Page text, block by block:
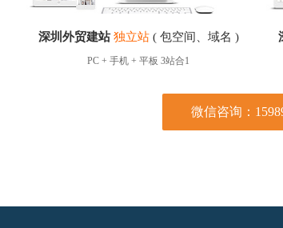
深圳外贸建站 独立站( 包空间、域名 )
PC + 手机 + 平板 3站合1
微信咨询：